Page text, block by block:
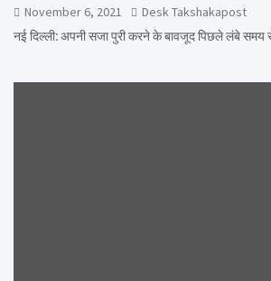
November 6, 2021
Desk Takshakapost
नई दिल्ली: अपनी सजा पुरी करने के बावजूद पिछले लंबे समय